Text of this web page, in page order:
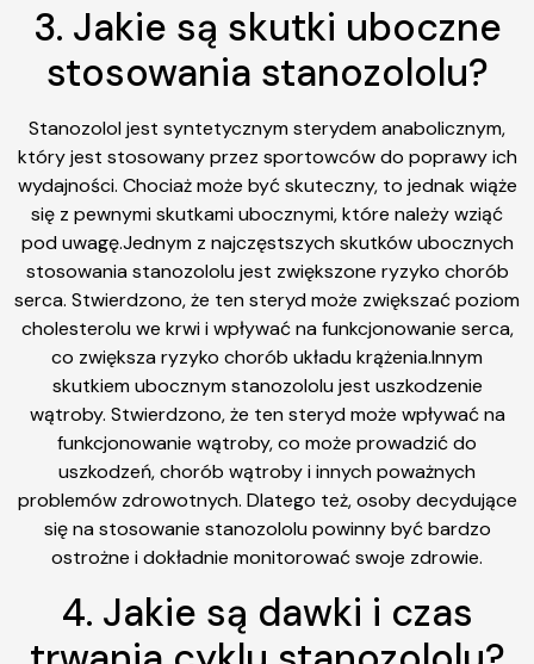
3. Jakie są skutki uboczne
stosowania stanozololu?
Stanozolol jest syntetycznym sterydem anabolicznym,
który jest stosowany przez sportowców do poprawy ich
wydajności. Chociaż może być skuteczny, to jednak wiąże
się z pewnymi skutkami ubocznymi, które należy wziąć
pod uwagę.Jednym z najczęstszych skutków ubocznych
stosowania stanozololu jest zwiększone ryzyko chorób
serca. Stwierdzono, że ten steryd może zwiększać poziom
cholesterolu we krwi i wpływać na funkcjonowanie serca,
co zwiększa ryzyko chorób układu krążenia.Innym
skutkiem ubocznym stanozololu jest uszkodzenie
wątroby. Stwierdzono, że ten steryd może wpływać na
funkcjonowanie wątroby, co może prowadzić do
uszkodzeń, chorób wątroby i innych poważnych
problemów zdrowotnych. Dlatego też, osoby decydujące
się na stosowanie stanozololu powinny być bardzo
ostrożne i dokładnie monitorować swoje zdrowie.
4. Jakie są dawki i czas